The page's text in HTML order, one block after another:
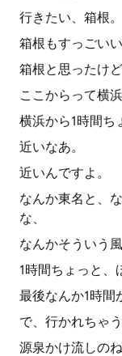
行きたい、箱根。
箱根もすっごい
箱根と思ったけど
ここからって横
横浜から1時間ち
近いなあ。
近いんですよ。
なんか東名と、
な、
なんかそういう
1時間ちょっと、
最後なんか1時間
で、行かれちゃ
源泉かけ流しの